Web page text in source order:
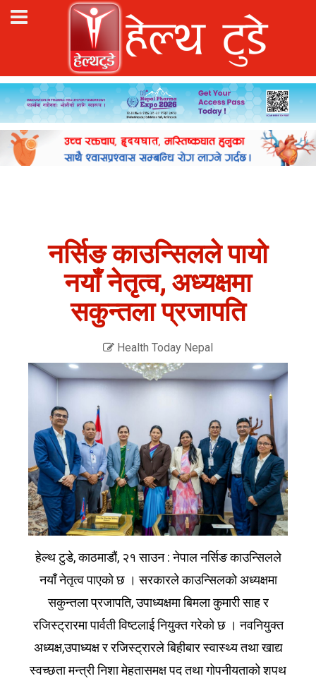
नर्सिङ काउन्सिलले पायो
नयाँ नेतृत्व, अध्यक्षमा
सकुन्तला प्रजापति
Health Today Nepal
हेल्थ टुडे, काठमाडौं, २१ साउन : नेपाल नर्सिङ काउन्सिलले
नयाँ नेतृत्व पाएको छ । सरकारले काउन्सिलको अध्यक्षमा
सकुन्तला प्रजापति, उपाध्यक्षमा बिमला कुमारी साह र
रजिस्ट्रारमा पार्वती विष्टलाई नियुक्त गरेको छ । नवनियुक्त
अध्यक्ष,उपाध्यक्ष र रजिस्ट्रारले बिहीबार स्वास्थ्य तथा खाद्य
स्वच्छता मन्त्री निशा मेहतासमक्ष पद तथा गोपनीयताको शपथ